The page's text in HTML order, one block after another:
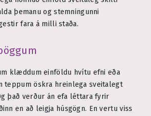
þemanu og stemningunni
fara á milli staða.
klæddum einföldu hvítu efni eða
teppum öskra hreinlega sveitalegt
það verður án efa léttara fyrir
en að leigja húsgögn. En vertu viss